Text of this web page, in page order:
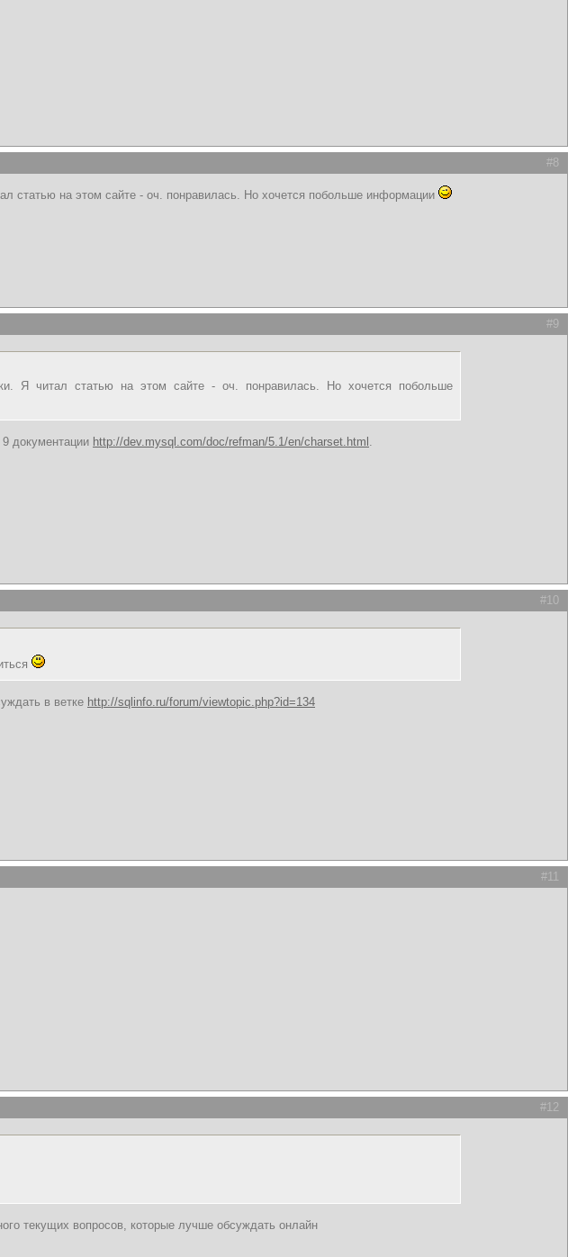
#8
статью на этом сайте - оч. понравилась. Но хочется побольше информации
#9
Я читал статью на этом сайте - оч. понравилась. Но хочется побольше
документации http://dev.mysql.com/doc/refman/5.1/en/charset.html
#10
в ветке http://sqlinfo.ru/forum/viewtopic.php?id=134
#11
#12
текущих вопросов, которые лучше обсуждать онлайн